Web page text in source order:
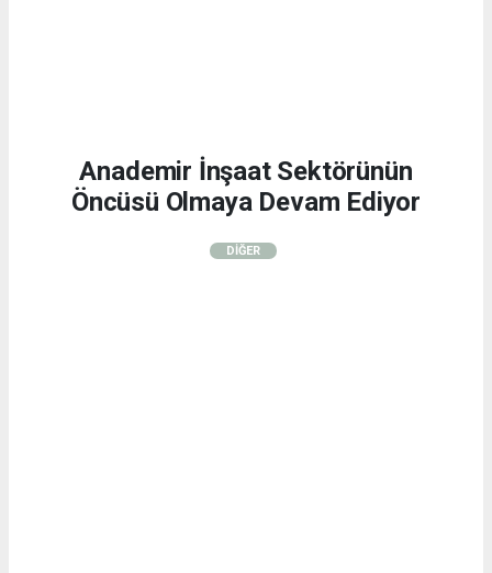
Anademir İnşaat Sektörünün
Öncüsü Olmaya Devam Ediyor
DİĞER